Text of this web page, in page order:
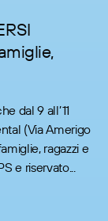
dal 9 all’11
(Via Amerigo
ragazzi e
e riservato...